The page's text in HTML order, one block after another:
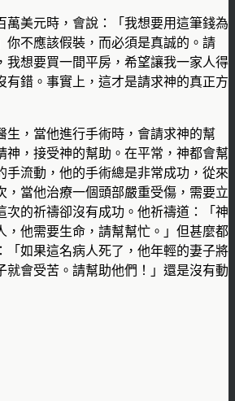
萬美元時，會說：「我想要用這筆錢為
你不應該假裝，而必須是真誠的。請
我想要買一間平房，希望讓我一家人得
有錯。事實上，這才是請求神的真正方
生，當他進行手術時，會請求神的幫
神，接受神的幫助。在平常，神都會幫
手流動，他的手術總是非常成功，從來
，當他治療一個頭部嚴重受傷，需要立
次的祈禱卻沒有成功。他祈禱道：「神
，他需要生命，請幫幫忙。」但甚麼都
「如果這名病人死了，他年輕的妻子將
就會受苦。請幫助他們！」還是沒有動